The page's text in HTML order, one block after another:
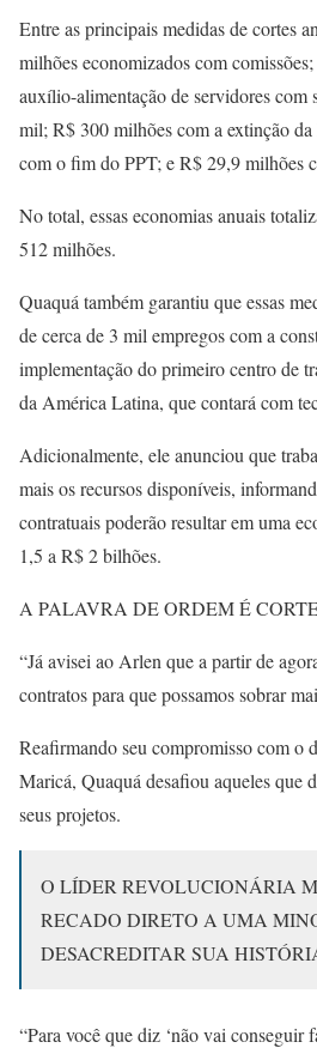
Entre as principais medidas de cortes
milhões economizados com
auxílio-alimentação de servidores com
mil; R$ 300 milhões com a extinção
com o fim do PPT; e R$ 29,9 milhões
No total, essas economias anuais
512 milhões.
Quaquá também garantiu que essas
de cerca de 3 mil empregos com a
implementação do primeiro centro de
da América Latina, que contará com
Adicionalmente, ele anunciou que
mais os recursos disponíveis,
contratuais poderão resultar em uma
1,5 a R$ 2 bilhões.
A PALAVRA DE ORDEM É
“Já avisei ao Arlen que a partir de
contratos para que possamos sobrar
Reafirmando seu compromisso com o
Maricá, Quaquá desafiou aqueles que
seus projetos.
O LÍDER REVOLUCIONÁRIA
RECADO DIRETO A UMA
DESACREDITAR SUA
“Para você que diz ‘não vai conseguir